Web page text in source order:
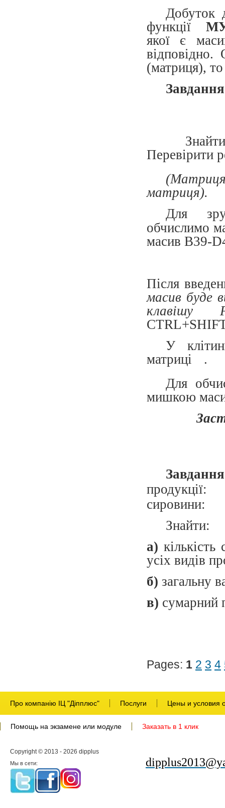
Добуток
функції
якої є
відповідно.
(матриця),
Перевірити
матриця).
Для
обчислимо
масив B39-D
Після
масив буде
клавішу
У
матриці
.
Для
мишкою
продукції:
сировини:
Знайти:
а)
усіх видів
б) загальну
в) сумарний
Pages: 1 2 3 4
Про компанію ІЦ "Діпплюс" Послуги Цены и условия
Помощь на экзамене или модуле Заказать в 1 клик
Copyright © 2013 - 2026 dipplus
Мы в сети: